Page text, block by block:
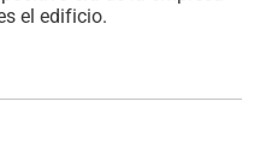
el edificio.